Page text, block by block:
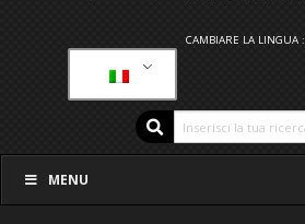
CAMBIARE LA LINGUA :
MENU